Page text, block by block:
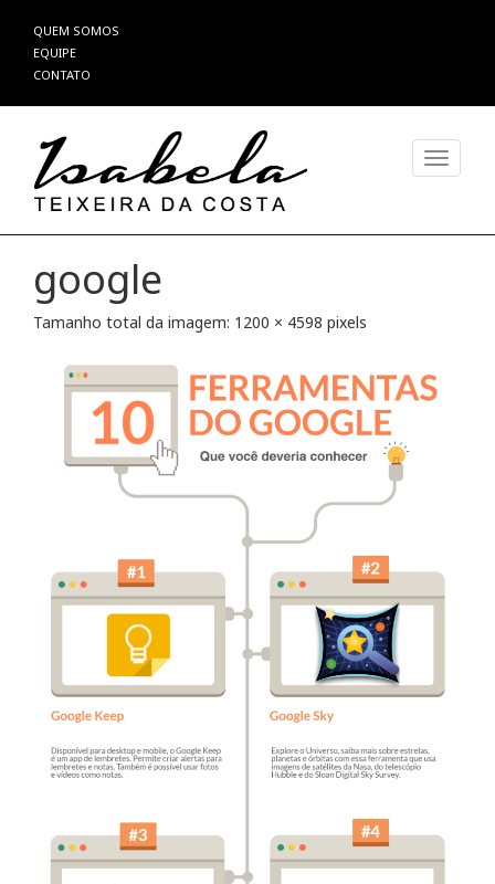
Pular
para
o
QUEM SOMOS
EQUIPE
CONTATO
google
Tamanho total da imagem: 1200 × 4598 pixels